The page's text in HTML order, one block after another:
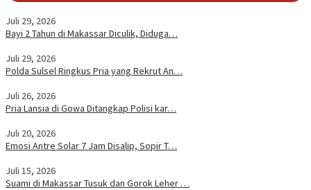
Juli 29, 2026
Bayi 2 Tahun di Makassar Diculik, Diduga…
Juli 29, 2026
Polda Sulsel Ringkus Pria yang Rekrut An…
Juli 26, 2026
Pria Lansia di Gowa Ditangkap Polisi kar…
Juli 20, 2026
Emosi Antre Solar 7 Jam Disalip, Sopir T…
Juli 15, 2026
Suami di Makassar Tusuk dan Gorok Leher …